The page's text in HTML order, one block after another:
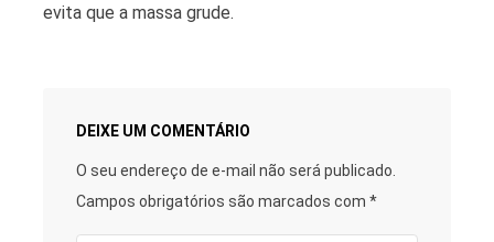
evita que a massa grude.
DEIXE UM COMENTÁRIO
O seu endereço de e-mail não será publicado.
Campos obrigatórios são marcados com *